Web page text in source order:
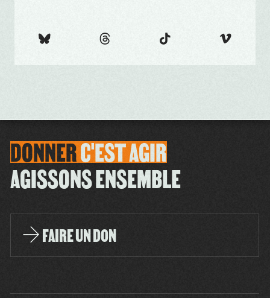
DONNERC'ESTAGIR
AGISSONS ENSEMBLE
FAIRE UN DON